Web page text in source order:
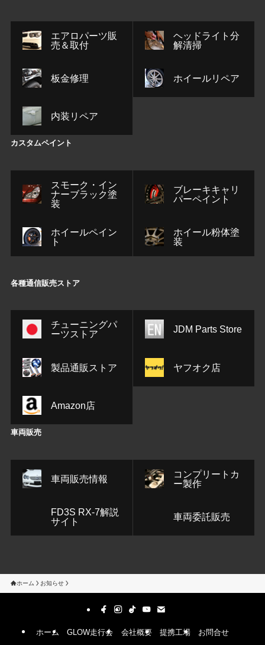
エアロパーツ販
売＆取付
ヘッドライト分
解清掃
板金修理 ホイールリペア
内装リペア
カスタムペイント
スモーク・イン
ナーブラック塗
装
ブレーキキャリ
パーペイント
ホイールペイン
ト
ホイール粉体塗
装
各種通信販売ストア
チューニングパ
ーツストア
JDM Parts Store
製品通販ストア ヤフオク店
Amazon店
車両販売
車両販売情報
コンプリートカ
ー製作
FD3S RX-7解説
サイト
車両委託販売
ホーム お知らせ
ホーム GLOW走行会 会社概要 提携工場 お問合せ